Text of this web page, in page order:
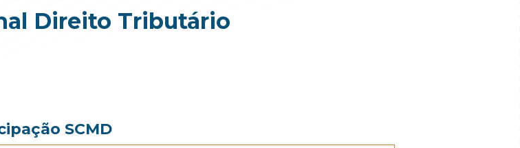
Direito Tributário
SCMD